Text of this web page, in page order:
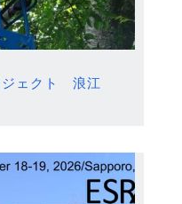
ジェクト 浪江